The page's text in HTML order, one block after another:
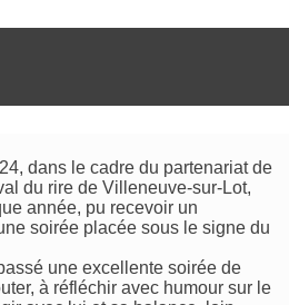
dans le cadre du partenariat de
du rire de Villeneuve-sur-Lot,
année, pu recevoir un
soirée placée sous le signe du
une excellente soirée de
à réfléchir avec humour sur le